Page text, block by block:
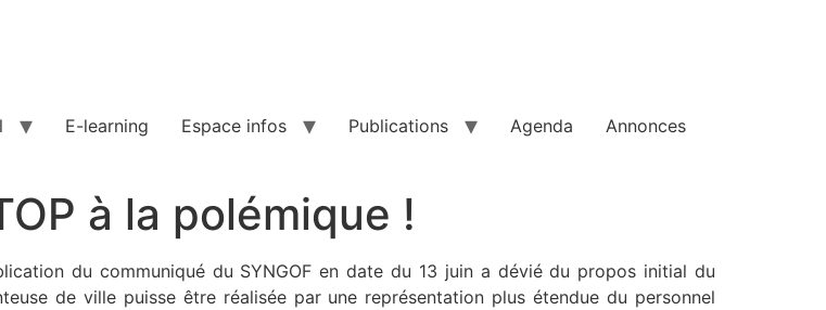
E-learning Espace infos Publications Agenda Annonces
à la polémique !
du communiqué du SYNGOF en date du 13 juin a dévié du propos initial du
de ville puisse être réalisée par une représentation plus étendue du personnel